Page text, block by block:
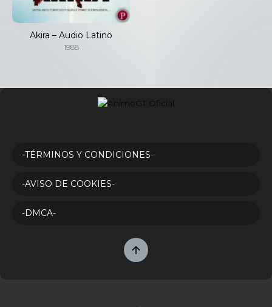
Akira – Audio Latino
1988
-TÉRMINOS Y CONDICIONES-
-AVISO DE COOKIES-
-DMCA-